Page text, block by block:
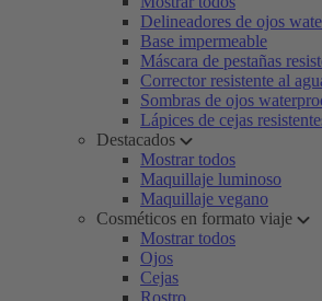
Delineadores de ojos
Base impermeable
Máscara de pestañas
Corrector resistente al
Sombras de ojos
Lápices de cejas
Destacados
Mostrar todos
Maquillaje luminoso
Maquillaje vegano
Cosméticos en formato viaje
Mostrar todos
Ojos
Cejas
Rostro